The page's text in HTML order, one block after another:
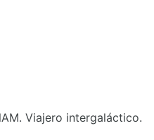
Viajero intergaláctico.